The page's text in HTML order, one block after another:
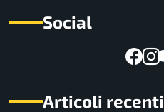
Social
Articoli recenti